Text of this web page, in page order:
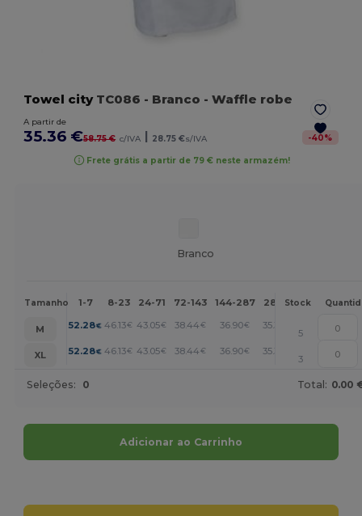
Towel cityTC086 - Branco - Waffle robe
A partir de
35.36 €58.75 € c/IVA | 28.75 €s/IVA -40%
Frete grátis a partir de 79 € neste armazém!
Branco
Tamanho 1-7 8-23 24-71 72-143 144-287 288 + Mais
Stock
M 52.28€ 46.13€ 43.05€ 38.44€ 36.90€ 35.36
5
XL
52.28€ 46.13€ 43.05€ 38.44€ 36.90€ 35.36
3
Seleções: 0 Total: 0.00
Adicionar ao Carrinho